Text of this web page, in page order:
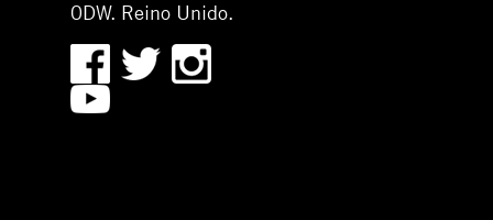
0DW. Reino Unido.